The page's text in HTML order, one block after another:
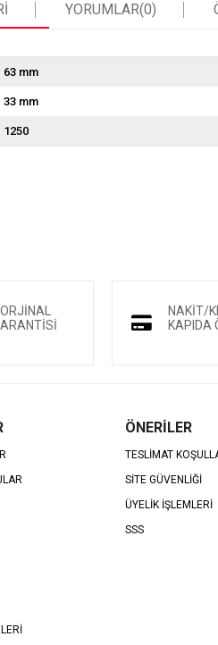
YORUMLAR(0)
63 mm
33 mm
1250
NAKİT/
KAPIDA
ÖNERİLER
TESLİMAT
SİTE GÜVENLİĞİ
ÜYELİK İŞLEMLERİ
SSS